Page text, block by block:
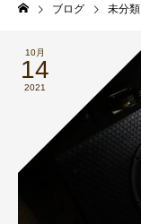
ブログ 未分類
10月
14
2021